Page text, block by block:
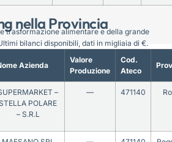
nella Provincia
Azienda
Valore
Produzione
Cod.
Ateco
–
STELLA POLARE
– S.R.L
— 471140
trasformazione alimentare e della grande
bilanci disponibili, dati in migliaia di €.